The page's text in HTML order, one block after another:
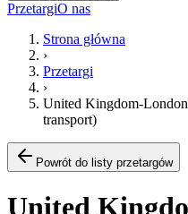
PrzetargiO nas
Strona główna
›
Przetargi
›
United Kingdom-
transport)
Powrót do listy przetargów
United